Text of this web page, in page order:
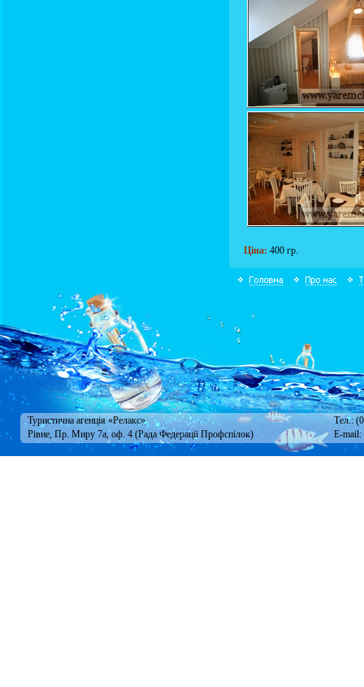
Ціна: 400 гр.
Туристична агенція «Релакс»
Тел.:
Рівне, Пр. Миру 7а, оф. 4 (Рада Федерації Профспілок)
E-mail: